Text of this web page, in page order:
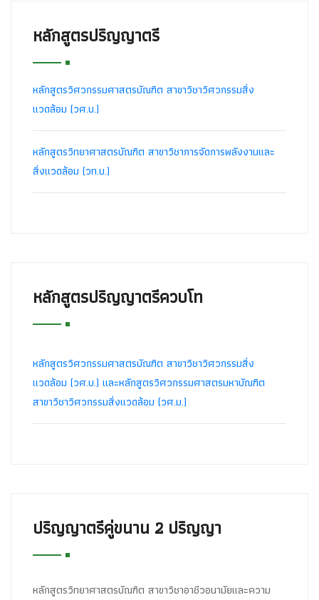
หลักสูตรปริญญาตรี
หลักสูตรวิศวกรรมศาสตรบัณฑิต สาขาวิชาวิศวกรรมสิ่ง
แวดล้อม (วศ.บ.)
หลักสูตรวิทยาศาสตรบัณฑิต สาขาวิชาการจัดการพลังงานและ
สิ่งแวดล้อม (วท.บ.)
หลักสูตรปริญญาตรีควบโท
หลักสูตรวิศวกรรมศาสตรบัณฑิต สาขาวิชาวิศวกรรมสิ่ง
แวดล้อม (วศ.บ.) และหลักสูตรวิศวกรรมศาสตรมหาบัณฑิต
สาขาวิชาวิศวกรรมสิ่งแวดล้อม (วศ.ม.)
ปริญญาตรีคู่ขนาน 2 ปริญญา
หลักสูตรวิทยาศาสตรบัณฑิต สาขาวิชาอาชีวอนามัยและความ